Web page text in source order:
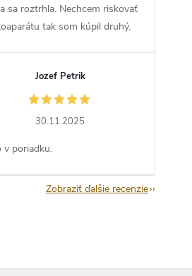
sa roztrhla. Nechcem riskovať
tak som kúpil druhý.
Jozef Petrik
30.11.2025
v poriadku.
Zobraziť ďalšie recenzie